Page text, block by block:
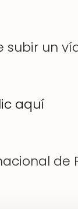
subir un
aquí
de